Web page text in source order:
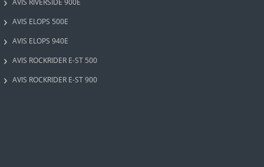
AVIS RIVERSIDE 900E
AVIS ELOPS 500E
AVIS ELOPS 940E
AVIS ROCKRIDER E-ST 500
AVIS ROCKRIDER E-ST 900